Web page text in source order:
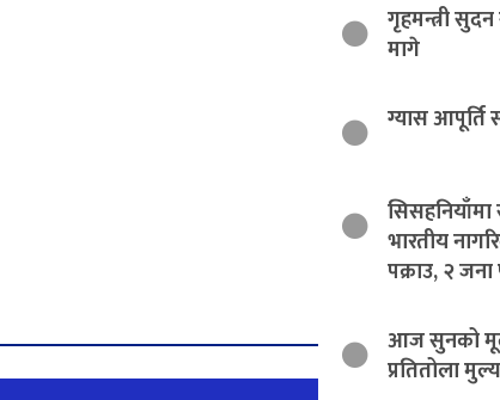
गृहमन्त्री
मागे
ग्यास
सिसहनियाँमा
भारतीय
पक्राउ, २
आज सुनको
प्रतितोला